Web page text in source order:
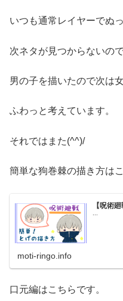
いつも通常レイヤーでぬ
次ネタが見つからないの
男の子を描いたので次は
ふわっと考えています。
それではまた(^^)/
簡単な狗巻棘の描き方は
【呪術
moti-ringo.info
口元編はこちらです。